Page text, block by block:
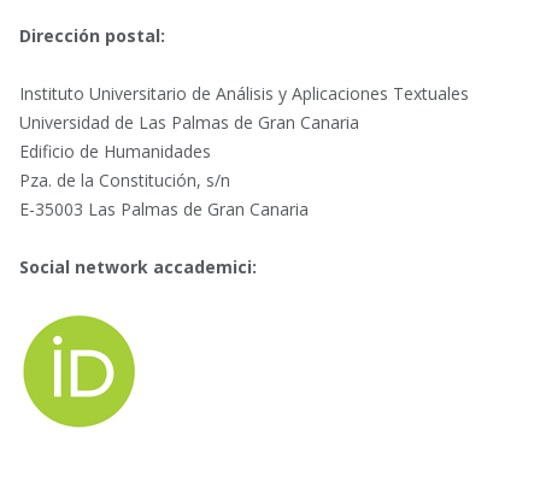
Dirección postal:
Instituto Universitario de Análisis y Aplicaciones Textuales
Universidad de Las Palmas de Gran Canaria
Edificio de Humanidades
Pza. de la Constitución, s/n
E-35003 Las Palmas de Gran Canaria
Social network accademici: